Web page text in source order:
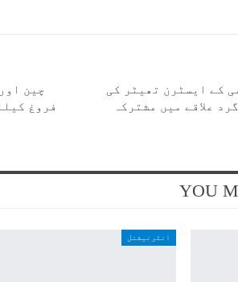
کے ایسٹرن تھیٹر کی
علاقے میں مشترکہ
چین
فروغ
YOU
انٹرنیشنل